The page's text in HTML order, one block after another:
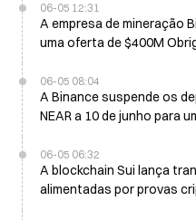
06-05 12:31
A empresa de mineração
uma oferta de $400M Obrigações Convertíveis, com fecho
06-05 08:04
A Binance suspende os
NEAR a 10 de junho para
06-05 06:32
A blockchain Sui lança
alimentadas por provas